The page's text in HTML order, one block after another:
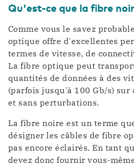
Qu'est-ce que la fibre
Comme vous le savez
optique offre d'excellentes
termes de vitesse, de
La fibre optique peut
quantités de données à des
(parfois jusqu'à 100 Gb/s) sur
et sans perturbations.
La fibre noire est un terme
désigner les câbles de fibre
pas encore éclairés. En tant
devez donc fournir vous-